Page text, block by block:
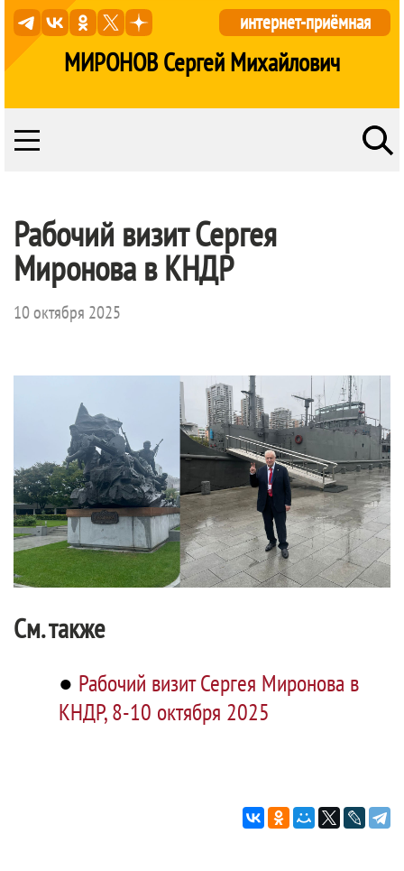
МИРОНОВ Сергей Михайлович
интернет-приёмная
Рабочий визит Сергея
Миронова в КНДР
10 октября 2025
См. также
● Рабочий визит Сергея Миронова в
КНДР, 8-10 октября 2025